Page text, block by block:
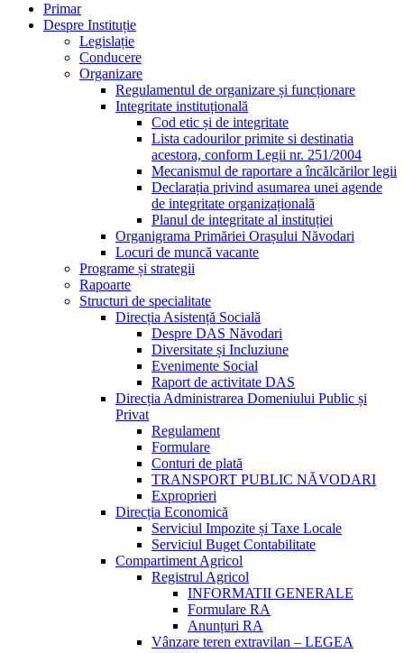
Primar
Despre Instituție
Legislație
Conducere
Organizare
Regulamentul de organizare și funcționare
Integritate instituțională
Cod etic și de integritate
Lista cadourilor primite si destinatia
acestora, conform Legii nr. 251/2004
Mecanismul de raportare a încălcărilor legii
Declarația privind asumarea unei agende
de integritate organizațională
Planul de integritate al instituției
Organigrama Primăriei Orașului Năvodari
Locuri de muncă vacante
Programe și strategii
Rapoarte
Structuri de specialitate
Direcția Asistență Socială
Despre DAS Năvodari
Diversitate și Incluziune
Evenimente Social
Raport de activitate DAS
Direcția Administrarea Domeniului Public și
Privat
Regulament
Formulare
Conturi de plată
TRANSPORT PUBLIC NĂVODARI
Exproprieri
Direcția Economică
Serviciul Impozite și Taxe Locale
Serviciul Buget Contabilitate
Compartiment Agricol
Registrul Agricol
INFORMATII GENERALE
Formulare RA
Anunțuri RA
Vânzare teren extravilan – LEGEA